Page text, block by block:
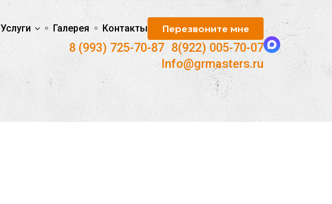
8 (993) 725-70-87 -8(922) 005-70-07
Info@grmasters.ru
Перезвоните мне
Услуги Галерея Контакты